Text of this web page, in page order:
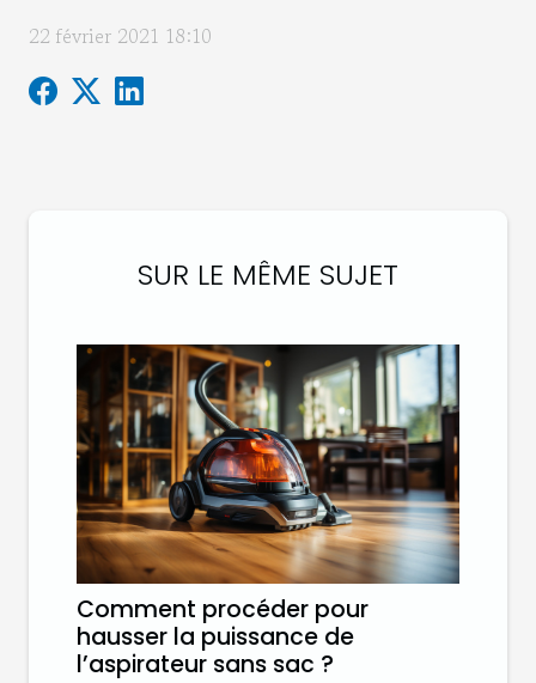
22 février 2021 18:10
SUR LE MÊME SUJET
Comment procéder pour
hausser la puissance de
l’aspirateur sans sac ?